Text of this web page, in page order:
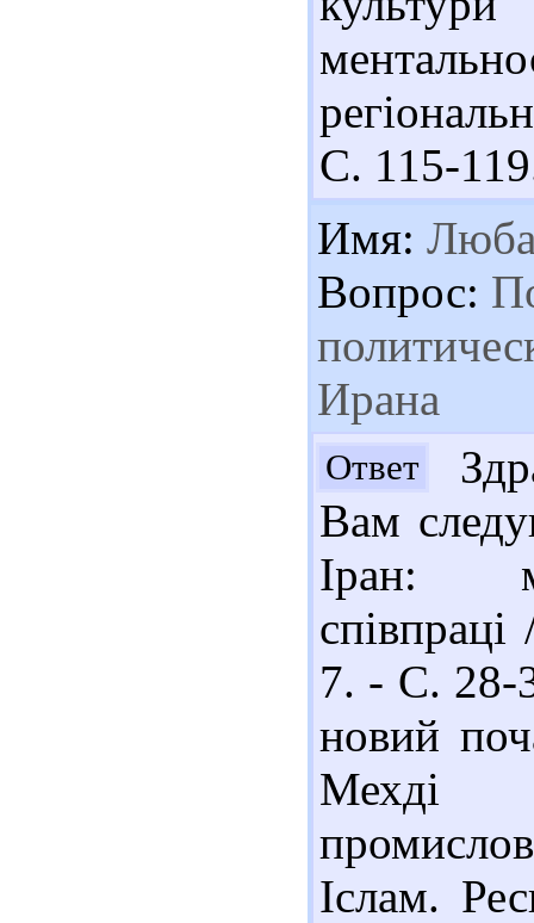
С. 115-
Имя:
Вопрос:
Ирана
Ответ
Вам
Іран:
7. - С. 28-
новий
Мехді
Іслам.